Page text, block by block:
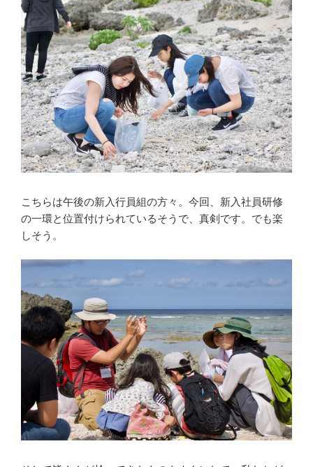
こちらは午後の新入行員組の方々。今回、新入社員研修
の一環と位置付けられているそうで、真剣です。でも楽
しそう。